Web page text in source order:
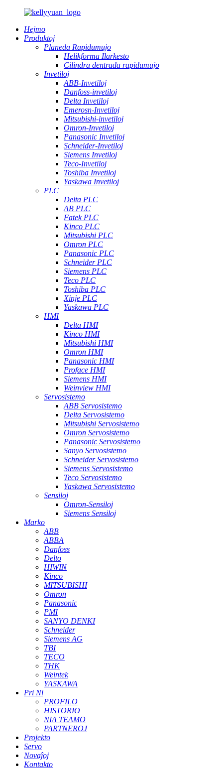
Hejmo
Produktoj
Planeda Rapidumujo
Helikforma Ilarkesto
Cilindra dentrada rapidumujo
Invetiloj
ABB-Invetiloj
Danfoss-invetiloj
Delta Invetiloj
Emerosn-Invetiloj
Mitsubishi-invetiloj
Omron-Invetiloj
Panasonic Invetiloj
Schneider-Invetiloj
Siemens Invetiloj
Teco-Invetiloj
Toshiba Invetiloj
Yaskawa Invetiloj
PLC
Delta PLC
AB PLC
Fatek PLC
Kinco PLC
Mitsubishi PLC
Omron PLC
Panasonic PLC
Schneider PLC
Siemens PLC
Teco PLC
Toshiba PLC
Xinje PLC
Yaskawa PLC
HMI
Delta HMI
Kinco HMI
Mitsubishi HMI
Omron HMI
Panasonic HMI
Proface HMI
Siemens HMI
Weinview HMI
Servosistemo
ABB Servosistemo
Delta Servosistemo
Mitsubishi Servosistemo
Omron Servosistemo
Panasonic Servosistemo
Sanyo Servosistemo
Schneider Servosistemo
Siemens Servosistemo
Teco Servosistemo
Yaskawa Servosistemo
Sensiloj
Omron-Sensiloj
Siemens Sensiloj
Marko
ABB
ABBA
Danfoss
Delto
HIWIN
Kinco
MITSUBISHI
Omron
Panasonic
PMI
SANYO DENKI
Schneider
Siemens AG
TBI
TECO
THK
Weintek
YASKAWA
Pri Ni
PROFILO
HISTORIO
NIA TEAMO
PARTNEROJ
Projekto
Servo
Novaĵoj
Kontakto